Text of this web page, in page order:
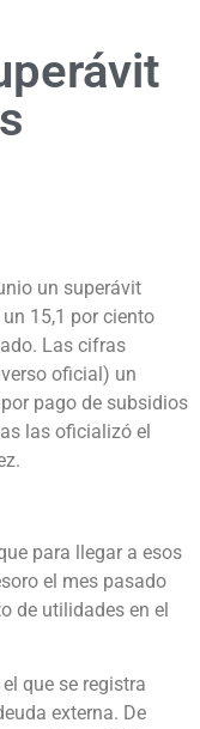
un superávit
15,1 por ciento
Las cifras
oficial) un
pago de subsidios
las oficializó el
para llegar a esos
el mes pasado
de utilidades en el
que se registra
externa. De